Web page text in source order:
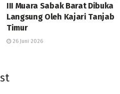
III Muara Sabak Barat Dibuka
Langsung Oleh Kajari Tanjab
Timur
26 Juni 2026